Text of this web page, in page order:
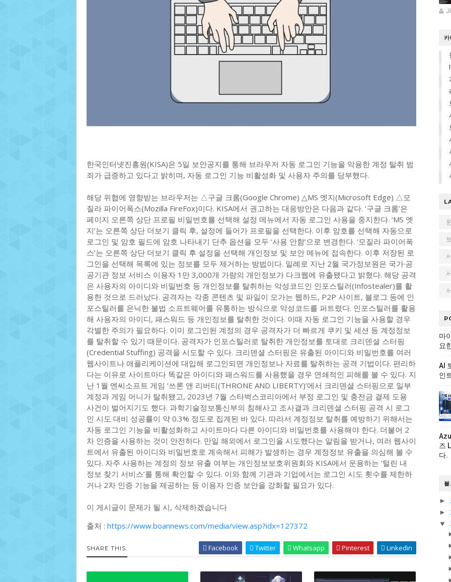
한국인터넷진흥원(KISA)은 5일 보안공지를 통해 브라우저 자동 로그인 기능을 악용한 계정 탈취 범
죄가 급증하고 있다고 밝히며, 자동 로그인 기능 비활성화 및 사용자 주의를 당부했다.
해당 위협에 영향받는 브라우저는 △구글 크롬(Google Chrome) △MS 엣지(Microsoft Edge) △모
질라 파이어폭스(Mozilla FireFox)이다. KISA에서 권고하는 대응방안은 다음과 같다. ‘구글 크롬’은
페이지 오른쪽 상단 프로필 비밀번호를 선택해 설정 메뉴에서 자동 로그인 사용을 중지한다. ‘MS 엣
지’는 오른쪽 상단 더보기 클릭 후, 설정에 들어가 프로필을 선택한다. 이후 암호를 선택해 자동으로
로그인 및 암호 필드에 암호 나타내기 단추 옵션을 모두 ‘사용 안함’으로 변경한다. ‘모질라 파이어폭
스’는 오른쪽 상단 더보기 클릭 후 설정을 선택해 개인정보 및 보안 메뉴에 접속한다. 이후 저장된 로
그인을 선택해 목록에 있는 정보를 모두 제거하는 방법이다. 일례로 지난 2월 국가정보원은 국가·공
공기관 정보 서비스 이용자 1만 3,000개 가량의 개인정보가 다크웹에 유출됐다고 밝혔다. 해당 공격
은 사용자의 아이디와 비밀번호 등 개인정보를 탈취하는 악성코드인 인포스틸러(Infostealer)를 활
용한 것으로 드러났다. 공격자는 각종 콘텐츠 및 파일이 오가는 웹하드, P2P 사이트, 블로그 등에 인
포스틸러를 은닉한 불법 소프트웨어를 유통하는 방식으로 악성코드를 퍼트렸다. 인포스틸러를 활용
해 사용자의 아이디, 패스워드 등 개인정보를 탈취한 것이다. 이때 자동 로그인 기능을 사용할 경우
각별한 주의가 필요하다. 이미 로그인된 계정의 경우 공격자가 더 빠르게 쿠키 및 세션 등 계정정보
를 탈취할 수 있기 때문이다. 공격자가 인포스틸러로 탈취한 개인정보를 토대로 크리덴셜 스터핑
(Credential Stuffing) 공격을 시도할 수 있다. 크리덴셜 스터핑은 유출된 아이디와 비밀번호를 여러
웹사이트나 애플리케이션에 대입해 로그인되면 개인정보나 자료를 탈취하는 공격 기법이다. 편리하
다는 이유로 사이트마다 똑같은 아이디와 패스워드를 사용했을 경우 연쇄적인 피해를 볼 수 있다. 지
난 1월 엔씨소프트 게임 ‘쓰론 앤 리버티(THRONE AND LIBERTY)’에서 크리덴셜 스터핑으로 일부
계정과 게임 머니가 탈취됐고, 2023년 7월 스타벅스코리아에서 부정 로그인 및 충전금 결제 도용
사건이 벌어지기도 했다. 과학기술정보통신부의 침해사고 조사결과 크리덴셜 스터핑 공격 시 로그
인 시도 대비 성공률이 약 0.3% 정도로 집계된 바 있다. 따라서 계정정보 탈취를 예방하기 위해서는
자동 로그인 기능을 비활성화하고 사이트마다 다른 아이디와 비밀번호를 사용해야 한다. 더불어 2
차 인증을 사용하는 것이 안전하다. 만일 해외에서 로그인을 시도했다는 알림을 받거나, 여러 웹사이
트에서 유출된 아이디와 비밀번호로 계속해서 피해가 발생하는 경우 계정정보 유출을 의심해 볼 수
있다. 자주 사용하는 계정의 정보 유출 여부는 개인정보보호위원회와 KISA에서 운용하는 ‘털린 내
정보 찾기 서비스’를 통해 확인할 수 있다. 이와 함께 기관과 기업에서는 로그인 시도 횟수를 제한하
거나 2차 인증 기능을 제공하는 등 이용자 인증 보안을 강화할 필요가 있다.
이 게시글이 문제가 될 시, 삭제하겠습니다
출처 : https://www.boannews.com/media/view.asp?idx=127372
SHARE THIS: Facebook Twitter Whatsapp Pinterest Linkedin
마
요
AI
인
즈
다.
►
►
▼